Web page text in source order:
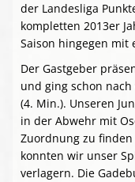
der Landesliga
kompletten 2013er
Saison hingegen mit
Der Gastgeber
und ging schon
(4. Min.). Unseren
in der Abwehr mit
Zuordnung zu
konnten wir unser
verlagern. Die